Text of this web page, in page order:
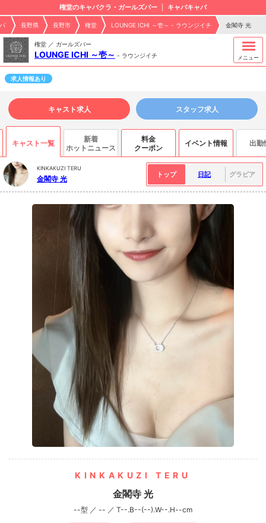
権堂のキャバクラ・ガールズバー キャバキャバ
長野県 長野市 権堂 LOUNGE ICHI ～壱～ - ラウンジイチ 金閣寺 光
権堂 ／ ガールズバー
LOUNGE ICHI ～壱～ - ラウンジイチ メニュー
求人情報あり
キャスト求人 スタッフ求人
キャスト一覧
新着
ホットニュース
料金
クーポン
イベント情報 出勤
KINKAKUZI TERU
金閣寺 光 トップ 日記 グラビア
KINKAKUZI TERU
金閣寺 光
--型 ／ -- ／ T--.B--(--).W--.H--cm